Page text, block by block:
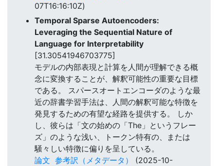
07T16:16:10Z)
Temporal Sparse Autoencoders:
Leveraging the Sequential Nature of
Language for Interpretability
[31.30541946703775]
モデルの内部表現と計算を人間が理解できる概
念に変換することが、解釈可能性の重要な目標
である。 スパースオートエンコーダのような最
近の辞書学習手法は、人間の解釈可能な特徴を
発見するための有望な経路を提供する。 しか
し、彼らは「文の始めの「The」というフレー
ズ」のような浅い、トークン特有の、または
騒々しい特徴に偏りを呈している。
論文 参考訳（メタデータ）
(2025-10-